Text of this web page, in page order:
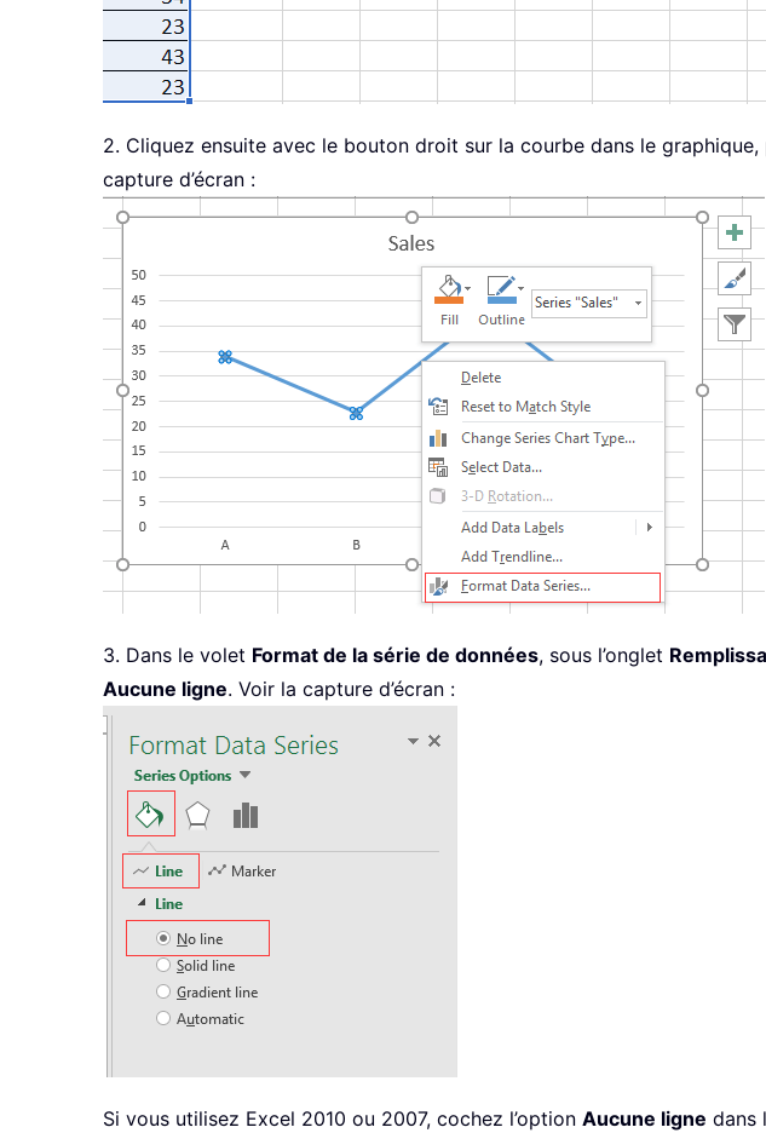
2. Cliquez ensuite avec le bouton droit sur la courbe dans le graphique,
capture d’écran :
3. Dans le volet Format de la série de données, sous l’onglet
Aucune ligne. Voir la capture d’écran :
Si vous utilisez Excel 2010 ou 2007, cochez l’option Aucune ligne dans